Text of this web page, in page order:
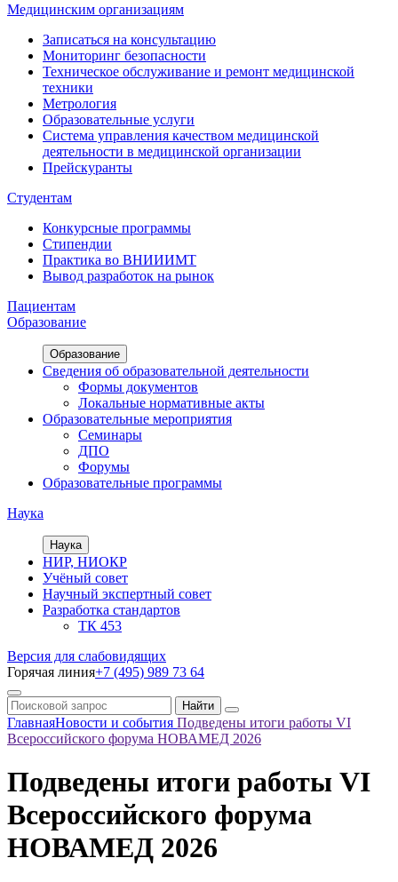
Медицинским организациям
Записаться на консультацию
Мониторинг безопасности
Техническое обслуживание и ремонт медицинской
техники
Метрология
Образовательные услуги
Система управления качеством медицинской
деятельности в медицинской организации
Прейскуранты
Студентам
Конкурсные программы
Стипендии
Практика во ВНИИИМТ
Вывод разработок на рынок
Пациентам
Образование
Образование
Сведения об образовательной деятельности
Формы документов
Локальные нормативные акты
Образовательные мероприятия
Семинары
ДПО
Форумы
Образовательные программы
Наука
Наука
НИР, НИОКР
Учёный совет
Научный экспертный совет
Разработка стандартов
ТК 453
Версия для слабовидящих
Горячая линия+7 (495) 989 73 64
ГлавнаяНовости и события Подведены итоги работы VI
Всероссийского форума НОВАМЕД 2026
Подведены итоги работы VI
Всероссийского форума
НОВАМЕД 2026